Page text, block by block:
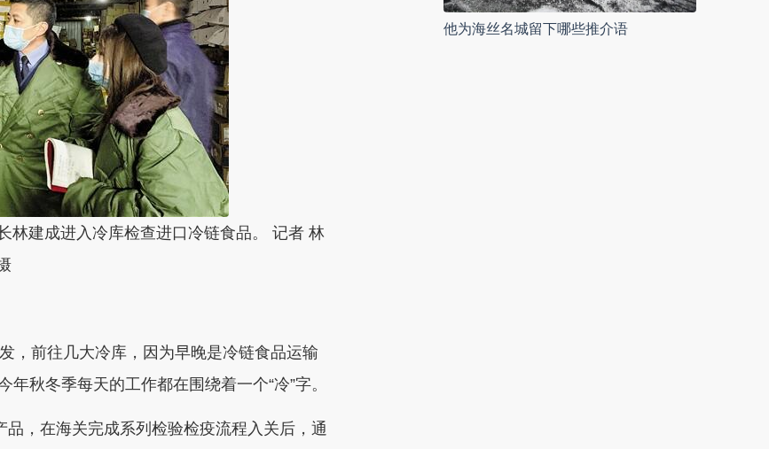
林建成进入冷库检查进口冷链食品。 记者 林
，前往几大冷库，因为早晚是冷链食品运输
秋冬季每天的工作都在围绕着一个“冷”字。
，在海关完成系列检验检疫流程入关后，通
他为海丝名城留下哪些推介语